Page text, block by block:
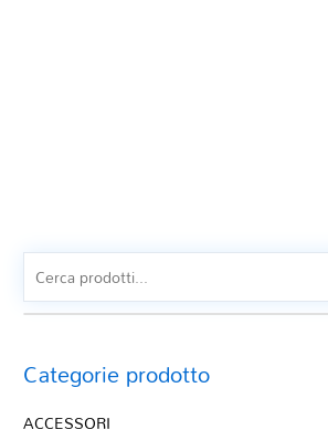
Categorie prodotto
ACCESSORI